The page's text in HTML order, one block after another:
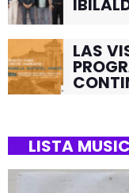
LAS
LISTA